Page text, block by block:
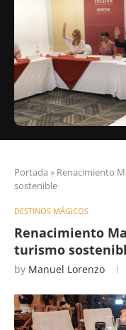
Portada » Renacimiento
sostenible
DESTINOS MÁGICOS
Renacimiento
turismo
by Manuel Lorenzo